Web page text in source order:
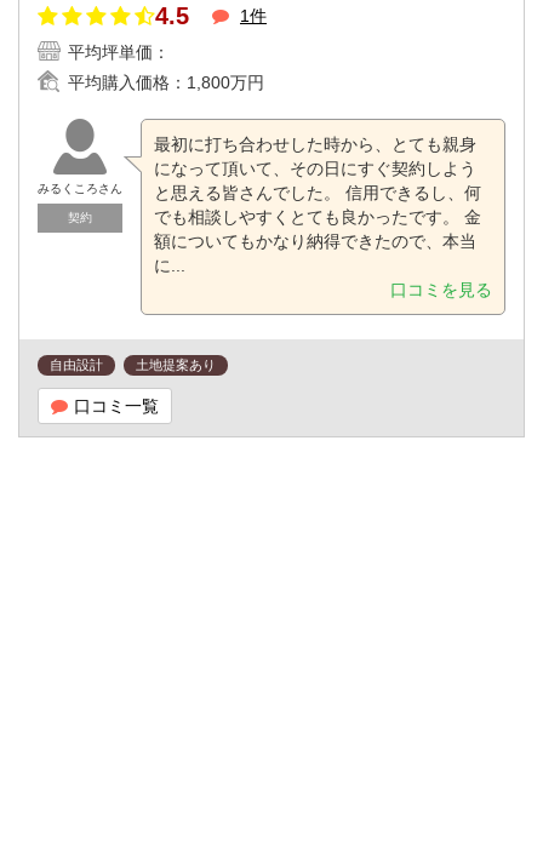
4.5
1件
平均坪単価：
平均購入価格： 1,800万円
みるくころさん
契約
最初に打ち合わせした時から、とても親身
になって頂いて、その日にすぐ契約しよう
と思える皆さんでした。 信用できるし、何
でも相談しやすくとても良かったです。 金
額についてもかなり納得できたので、本当
に...
口コミを見る
自由設計 土地提案あり
口コミ一覧